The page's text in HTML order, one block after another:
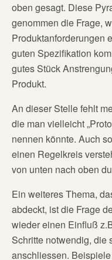
oben gesagt. Diese
genommen die Frage,
Produktanforderungen
guten Spezifikation
gutes Stück
Produkt.
An dieser Stelle fehlt
die man vielleicht
nennen könnte. Auch
einen Regelkreis
von unten nach oben
Ein weiteres Thema,
abdeckt, ist die Frage
wieder einen Einfluß
Schritte notwendig, die
anschliessen.